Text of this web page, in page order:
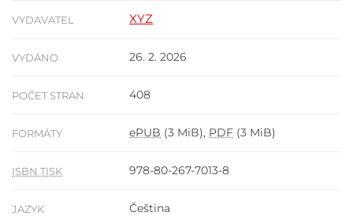
VYDAVATEL XYZ
VYDÁNO 26. 2. 2026
POČET STRAN 408
FORMÁTY ePUB (3 MiB), PDF (3 MiB)
ISBN TISK 978-80-267-7013-8
JAZYK Čeština